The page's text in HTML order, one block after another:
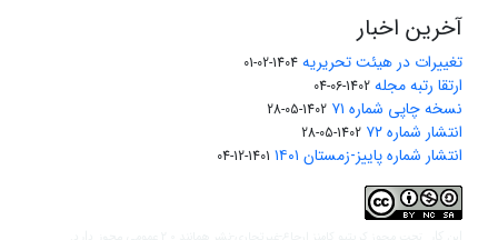
آخرین اخبار
تغییرات در هیئت تحریریه 1404-02-01
ارتقا رتبه مجله 1402-06-04
نسخه چاپی شماره ۷۱ 1402-05-28
انتشار شماره ۷۲ 1402-05-28
انتشار شماره پاییز-زمستان ۱۴۰۱ 1401-12-04